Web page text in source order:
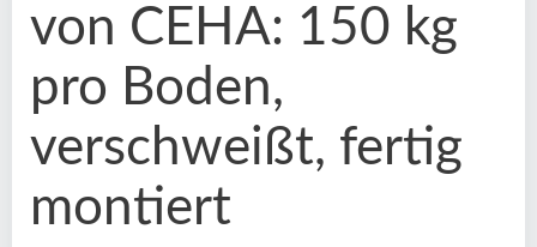
von CEHA: 150 kg
pro Boden,
verschweißt, fertig
montiert